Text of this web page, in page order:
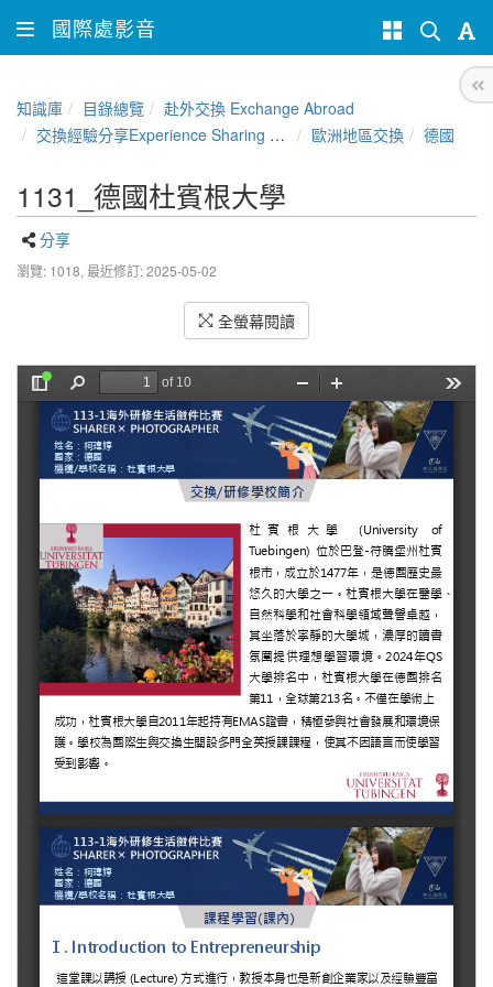
國際處影音
知識庫 目錄總覽
赴外交換 Exchange Abroad
交換經驗分享Experience Sharing of NCHU Exchange Program
歐洲地區交換 德國
1131_德國杜賓根大學
分享
瀏覽: 1018, 最近修訂: 2025-05-02
全螢幕閱讀